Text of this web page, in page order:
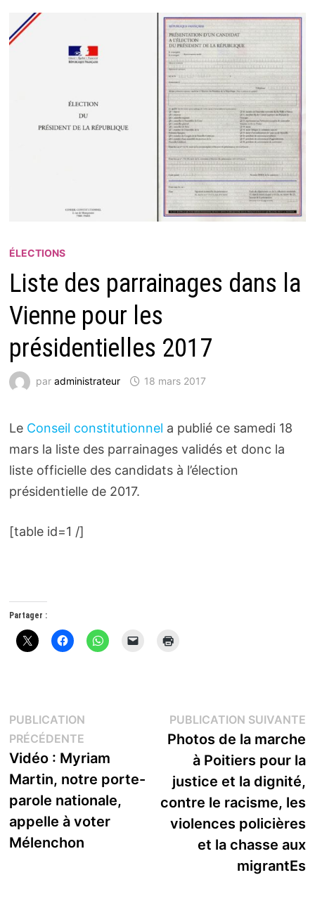
ÉLECTIONS
Liste des parrainages dans la
Vienne pour les
présidentielles 2017
par administrateur 18 mars 2017
Le Conseil constitutionnel a publié ce samedi 18
mars la liste des parrainages validés et donc la
liste officielle des candidats à l’élection
présidentielle de 2017.
[table id=1 /]
Partager :
Navigation
de
l’article
PUBLICATION
PRÉCÉDENTEPublication
précédente :
Vidéo : Myriam
Martin, notre porte-
parole nationale,
appelle à voter
Mélenchon
PUBLICATION SUIVANTE
Photos de la marche
à Poitiers pour la
justice et la dignité,
contre le racisme, les
violences poli­cières
et la chasse aux
migrantEs